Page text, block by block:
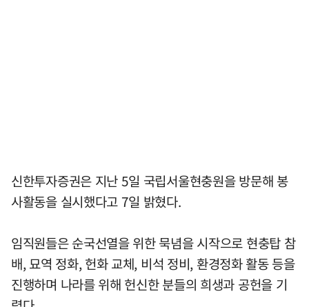
신한투자증권은 지난 5일 국립서울현충원을 방문해 봉
사활동을 실시했다고 7일 밝혔다.
임직원들은 순국선열을 위한 묵념을 시작으로 현충탑 참
배, 묘역 정화, 헌화 교체, 비석 정비, 환경정화 활동 등을
진행하며 나라를 위해 헌신한 분들의 희생과 공헌을 기